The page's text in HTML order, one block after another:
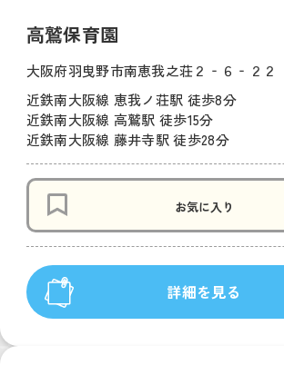
高鷲保育園
大阪府羽曳野市南恵我之荘２‐６‐２２
近鉄南大阪線 恵我ノ荘駅 徒歩8分
近鉄南大阪線 高鷲駅 徒歩15分
近鉄南大阪線 藤井寺駅 徒歩28分
お気に入り
詳細を見る